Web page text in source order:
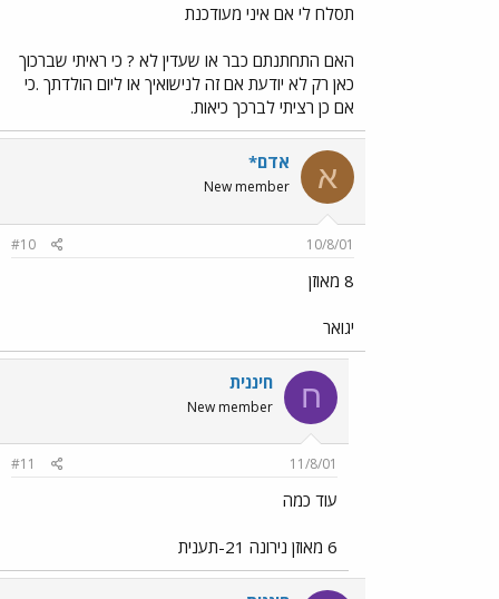
תסלח לי אם איני מעודכנת
האם התחתנתם כבר או שעדין לא ? כי ראיתי שברכוך
כאן רק לא יודעת אם זה לנישואיך או ליום הולדתך .כי
אם כן רציתי לברכך כיאות.
א אדם*
New member
10/8/01
#10
8 מאוזן
יגואר
ח חיננית
New member
11/8/01
#11
עוד כמה
6 מאוזן נירונה 21-תענית